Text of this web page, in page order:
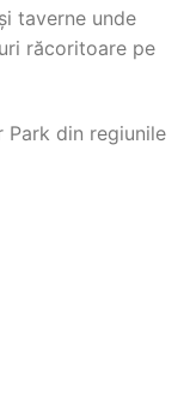
taverne unde
răcoritoare pe
Park din regiunile